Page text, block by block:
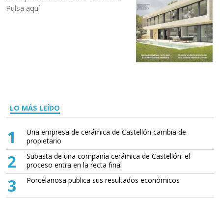
Pulsa aquí
LO MÁS LEÍDO
1
Una empresa de cerámica de Castellón cambia de
propietario
2
Subasta de una compañía cerámica de Castellón: el
proceso entra en la recta final
3 Porcelanosa publica sus resultados económicos